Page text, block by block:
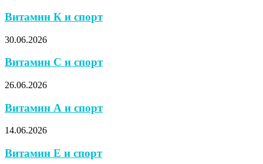
Витамин К и спорт
30.06.2026
Витамин С и спорт
26.06.2026
Витамин А и спорт
14.06.2026
Витамин Е и спорт